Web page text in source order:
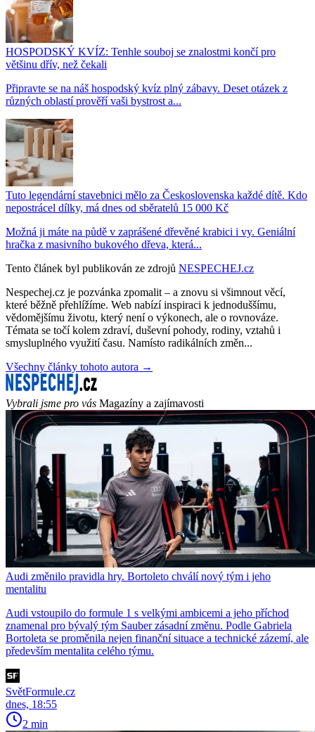
HOSPODSKÝ KVÍZ: Tenhle souboj se znalostmi končí pro
většinu dřív, než čekali
Připravte se na náš hospodský kvíz plný zábavy. Deset otázek z
různých oblastí prověří vaši bystrost a...
Tuto legendární stavebnici mělo za Československa každé dítě. Kdo
nepostrácel dílky, má dnes od sběratelů 15 000 Kč
Možná ji máte na půdě v zaprášené dřevěné krabici i vy. Geniální
hračka z masivního bukového dřeva, která...
Tento článek byl publikován ze zdrojů NESPECHEJ.cz
Nespechej.cz je pozvánka zpomalit – a znovu si všimnout věcí,
které běžně přehlížíme. Web nabízí inspiraci k jednoduššímu,
vědomějšímu životu, který není o výkonech, ale o rovnováze.
Témata se točí kolem zdraví, duševní pohody, rodiny, vztahů i
smysluplného využití času. Namísto radikálních změn...
Všechny články tohoto autora →
Vybrali jsme pro vás Magazíny a zajímavosti
Audi změnilo pravidla hry. Bortoleto chválí nový tým i jeho
mentalitu
Audi vstoupilo do formule 1 s velkými ambicemi a jeho příchod
znamenal pro bývalý tým Sauber zásadní změnu. Podle Gabriela
Bortoleta se proměnila nejen finanční situace a technické zázemí, ale
především mentalita celého týmu.
SvětFormule.cz
dnes, 18:55
2 min